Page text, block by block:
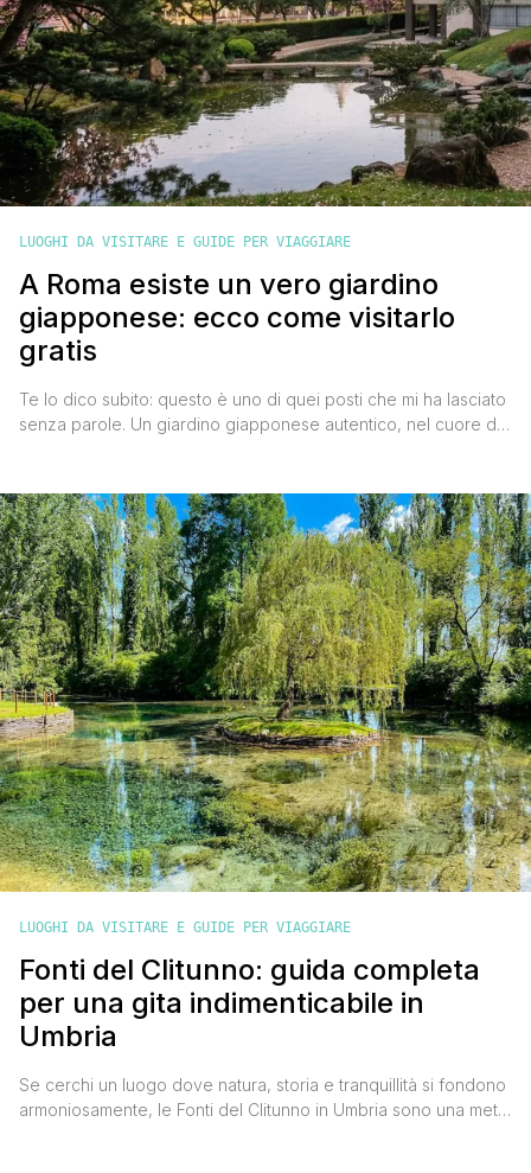
LUOGHI DA VISITARE E GUIDE PER VIAGGIARE
A Roma esiste un vero giardino
giapponese: ecco come visitarlo
gratis
Te lo dico subito: questo è uno di quei posti che mi ha lasciato
senza parole. Un giardino giapponese autentico, nel cuore di
ogni angolo della loro città. Io l'ho scoperto qualche anno fa e
da [']
LUOGHI DA VISITARE E GUIDE PER VIAGGIARE
Fonti del Clitunno: guida completa
per una gita indimenticabile in
Umbria
Se cerchi un luogo dove natura, storia e tranquillità si fondono
armoniosamente, le Fonti del Clitunno in Umbria sono una meta